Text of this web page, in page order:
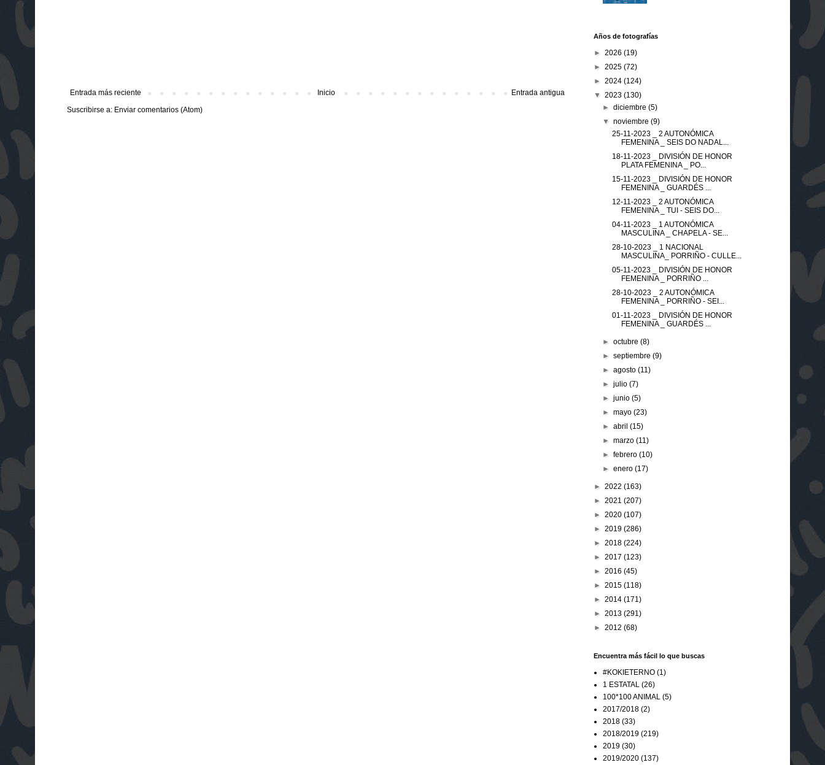
Entrada más reciente Entrada antigua
Inicio
Suscribirse a: Enviar comentarios (Atom)
Años de fotografías
► 2026 (19)
► 2025 (72)
► 2024 (124)
▼ 2023 (130)
►diciembre(5)
▼noviembre(9)
25-11-2023 _ 2 AUTONÓMICA
FEMENINA _ SEIS DO NADAL...
18-11-2023 _ DIVISIÓN DE HONOR
PLATA FEMENINA _ PO...
15-11-2023 _ DIVISIÓN DE HONOR
FEMENINA _ GUARDÉS ...
12-11-2023 _ 2 AUTONÓMICA
FEMENINA _ TUI - SEIS DO...
04-11-2023 _ 1 AUTONÓMICA
MASCULINA _ CHAPELA - SE...
28-10-2023 _ 1 NACIONAL
MASCULINA_ PORRIÑO - CULLE...
05-11-2023 _ DIVISIÓN DE HONOR
FEMENINA _ PORRIÑO ...
28-10-2023 _ 2 AUTONÓMICA
FEMENINA _ PORRIÑO - SEI...
01-11-2023 _ DIVISIÓN DE HONOR
FEMENINA _ GUARDÉS ...
►octubre(8)
►septiembre(9)
►agosto(11)
►julio(7)
►junio(5)
►mayo(23)
►abril(15)
►marzo(11)
►febrero(10)
►enero(17)
► 2022 (163)
► 2021 (207)
► 2020 (107)
► 2019 (286)
► 2018 (224)
► 2017 (123)
► 2016 (45)
► 2015 (118)
► 2014 (171)
► 2013 (291)
► 2012 (68)
Encuentra más fácil lo que buscas
#KOKIETERNO (1)
1 ESTATAL (26)
100*100 ANIMAL (5)
2017/2018 (2)
2018 (33)
2018/2019 (219)
2019 (30)
2019/2020 (137)